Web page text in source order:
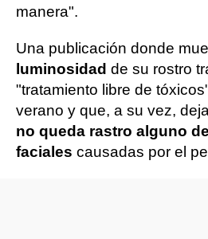
manera".
Una publicación donde
luminosidad de su rostro
"tratamiento libre de
verano y que, a su vez,
no queda rastro alguno
faciales causadas por el